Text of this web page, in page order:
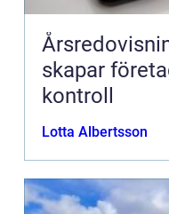
skapar
kontroll
Lotta Albertsson